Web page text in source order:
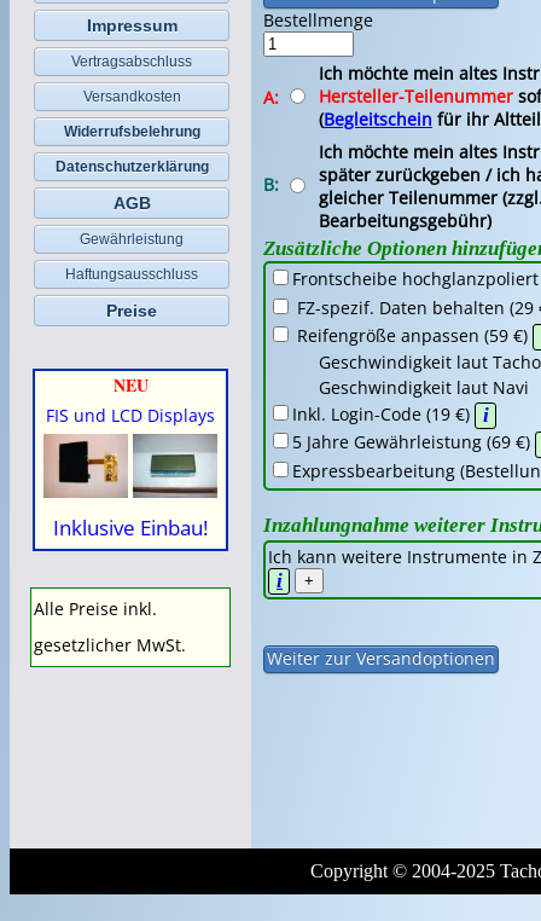
Impressum
Vertragsabschluss
Versandkosten
Widerrufsbelehrung
Datenschutzerklärung
AGB
Gewährleistung
Haftungsausschluss
Preise
NEU
FIS und LCD Displays
Inklusive Einbau!
Alle Preise inkl.
gesetzlicher MwSt.
Bestellmenge
A:
Ich möchte mein altes
Hersteller-Teilenummer
(Begleitschein für ihr
B:
Ich möchte mein altes
später zurückgeben / ich
gleicher Teilenummer
Bearbeitungsgebühr)
Zusätzliche Optionen
Frontscheibe
FZ-spezif. Daten behalten (29
Reifengröße anpassen (59 €)
Geschwindigkeit laut Tacho
Geschwindigkeit laut
Inkl. Login-Code (19 €) i
5 Jahre Gewährleistung (69 €)
Expressbearbeitung
Inzahlungnahme weiterer
Ich kann weitere Instrumente in
i
+
Copyright © 2004-2025